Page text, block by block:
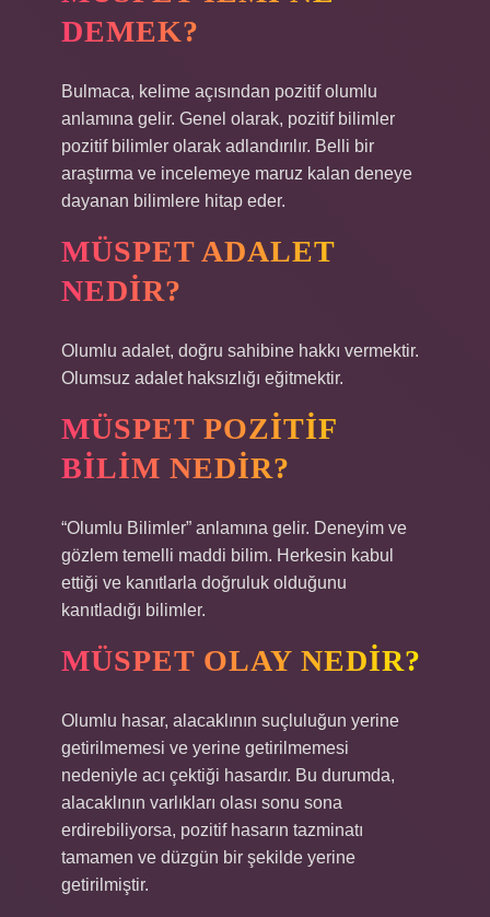
DEMEK?
Bulmaca, kelime açısından pozitif olumlu
anlamına gelir. Genel olarak, pozitif bilimler
pozitif bilimler olarak adlandırılır. Belli bir
araştırma ve incelemeye maruz kalan deneye
dayanan bilimlere hitap eder.
MÜSPET ADALET
NEDIR?
Olumlu adalet, doğru sahibine hakkı vermektir.
Olumsuz adalet haksızlığı eğitmektir.
MÜSPET POZITIF
BILIM NEDIR?
“Olumlu Bilimler” anlamına gelir. Deneyim ve
gözlem temelli maddi bilim. Herkesin kabul
ettiği ve kanıtlarla doğruluk olduğunu
kanıtladığı bilimler.
MÜSPET OLAY NEDIR?
Olumlu hasar, alacaklının suçluluğun yerine
getirilmemesi ve yerine getirilmemesi
nedeniyle acı çektiği hasardır. Bu durumda,
alacaklının varlıkları olası sonu sona
erdirebiliyorsa, pozitif hasarın tazminatı
tamamen ve düzgün bir şekilde yerine
getirilmiştir.